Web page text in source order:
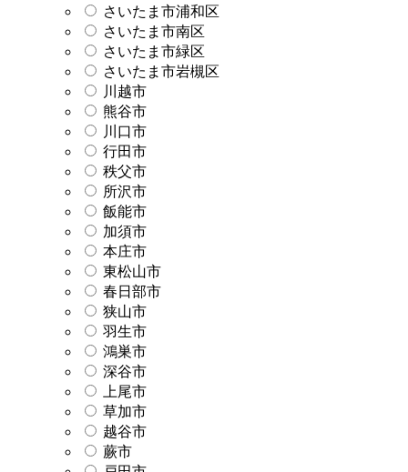
さいたま市浦和区
さいたま市南区
さいたま市緑区
さいたま市岩槻区
川越市
熊谷市
川口市
行田市
秩父市
所沢市
飯能市
加須市
本庄市
東松山市
春日部市
狭山市
羽生市
鴻巣市
深谷市
上尾市
草加市
越谷市
蕨市